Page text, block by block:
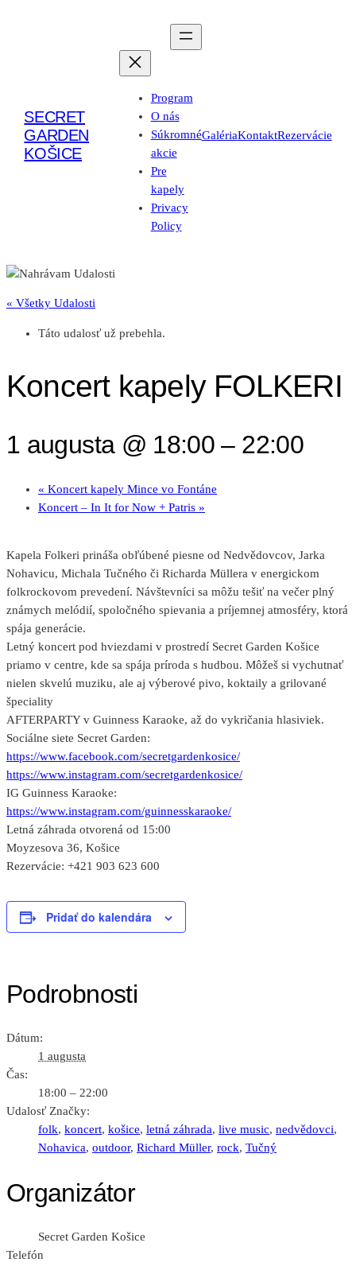
SECRET
GARDEN
KOŠICE
Program
O nás
Súkromné
akcie
Pre
kapely
Privacy
Policy
GalériaKontaktRezervácie
« Všetky Udalosti
Táto udalosť už prebehla.
Koncert kapely FOLKERI
1 augusta @ 18:00 – 22:00
« Koncert kapely Mince vo Fontáne
Koncert – In It for Now + Patris »
Kapela Folkeri prináša obľúbené piesne od Nedvědovcov, Jarka
Nohavicu, Michala Tučného či Richarda Müllera v energickom
folkrockovom prevedení. Návštevníci sa môžu tešiť na večer plný
známych melódií, spoločného spievania a príjemnej atmosféry, ktorá
spája generácie.
Letný koncert pod hviezdami v prostredí Secret Garden Košice
priamo v centre, kde sa spája príroda s hudbou. Môžeš si vychutnať
nielen skvelú muziku, ale aj výberové pivo, koktaily a grilované
špeciality
AFTERPARTY v Guinness Karaoke, až do vykričania hlasiviek.
Sociálne siete Secret Garden:
https://www.facebook.com/secretgardenkosice/
https://www.instagram.com/secretgardenkosice/
IG Guinness Karaoke:
https://www.instagram.com/guinnesskaraoke/
Letná záhrada otvorená od 15:00
Moyzesova 36, Košice
Rezervácie: +421 903 623 600
Pridať do kalendára
Podrobnosti
Dátum:
1 augusta
Čas:
18:00 – 22:00
Udalosť Značky:
folk, koncert, košice, letná záhrada, live music, nedvědovci,
Nohavica, outdoor, Richard Müller, rock, Tučný
Organizátor
Secret Garden Košice
Telefón